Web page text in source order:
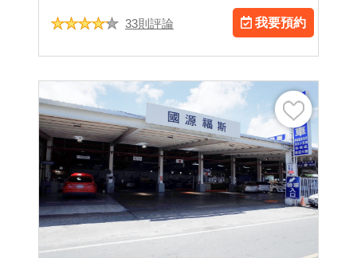
33則評論 我要預約